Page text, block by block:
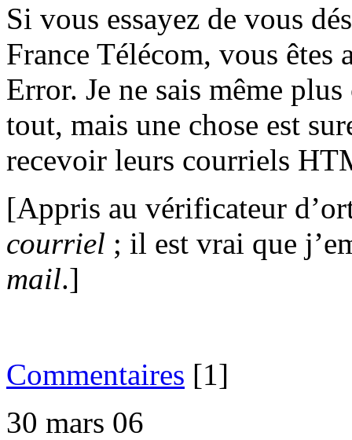
Si vous essayez de vous
France Télécom, vous
Error. Je ne sais même
tout, mais une chose est
recevoir leurs courriels
[Appris au vérificateur
courriel ; il est vrai que
mail.]
Commentaires [1]
30 mars 06